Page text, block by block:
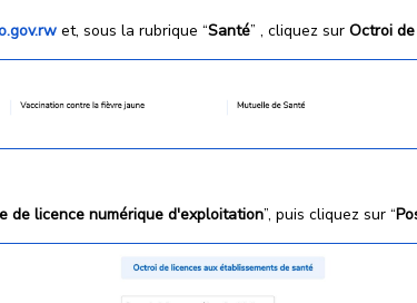
et, sous la rubrique “Santé” , cliquez sur Octroi
de licence numérique d'exploitation”, puis cliquez sur “